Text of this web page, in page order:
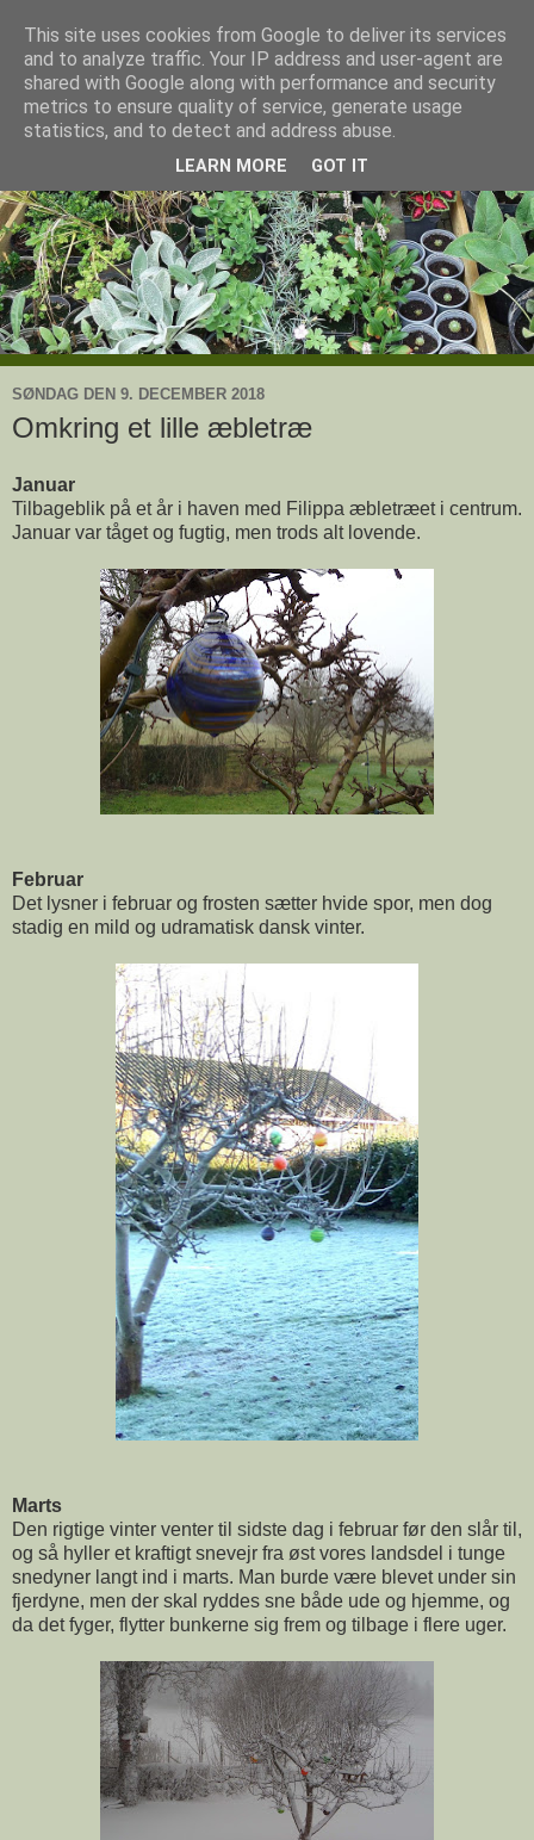
Ullas have
- en knoldesparkers betragtninger
SØNDAG DEN 9. DECEMBER 2018
Omkring et lille æbletræ
Januar
Tilbageblik på et år i haven med Filippa æbletræet i centrum.
Januar var tåget og fugtig, men trods alt lovende.
Februar
Det lysner i februar og frosten sætter hvide spor, men dog
stadig en mild og udramatisk dansk vinter.
Marts
Den rigtige vinter venter til sidste dag i februar før den slår til,
og så hyller et kraftigt snevejr fra øst vores landsdel i tunge
snedyner langt ind i marts. Man burde være blevet under sin
fjerdyne, men der skal ryddes sne både ude og hjemme, og
da det fyger, flytter bunkerne sig frem og tilbage i flere uger.
This site uses cookies from Google to deliver its services
and to analyze traffic. Your IP address and user-agent are
shared with Google along with performance and security
metrics to ensure quality of service, generate usage
statistics, and to detect and address abuse.
LEARN MORE GOT IT